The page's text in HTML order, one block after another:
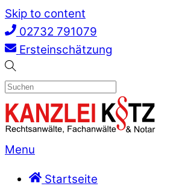
Skip to content
02732 791079
Ersteinschätzung
Menu
Startseite